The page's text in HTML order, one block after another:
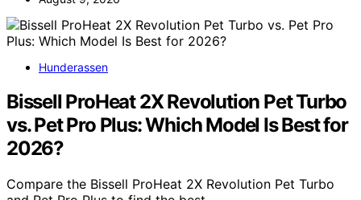
Hunderassen
Bissell ProHeat 2X Revolution Pet Turbo
vs. Pet Pro Plus: Which Model Is Best for
2026?
Compare the Bissell ProHeat 2X Revolution Pet Turbo